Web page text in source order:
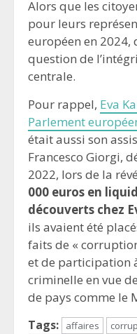
Alors que les
pour leurs
européen en 2024,
question de
centrale.
Pour rappel, Eva
Parlement
était aussi son
Francesco Giorgi,
2022, lors de la
000 euros en
découverts chez
ils avaient été
faits de «
et de participation
criminelle en vue
de pays comme le
Tags: affaires